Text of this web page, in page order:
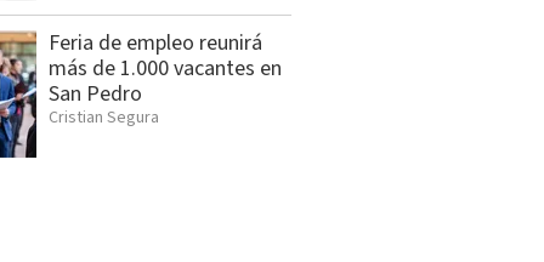
Feria de empleo reunirá
más de 1.000 vacantes en
San Pedro
Cristian Segura